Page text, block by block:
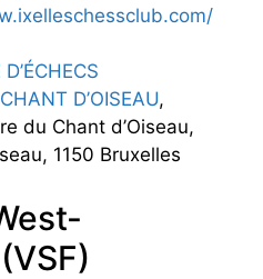
D’OISEAU,
du Chant d’Oiseau,
1150 Bruxelles